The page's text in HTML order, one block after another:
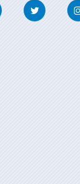
FacebookTwitter